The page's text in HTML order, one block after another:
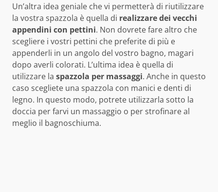
Un’altra idea geniale che vi permetterà di riutilizzare
la vostra spazzola è quella di realizzare dei vecchi
appendini con pettini. Non dovrete fare altro che
scegliere i vostri pettini che preferite di più e
appenderli in un angolo del vostro bagno, magari
dopo averli colorati. L’ultima idea è quella di
utilizzare la spazzola per massaggi. Anche in questo
caso scegliete una spazzola con manici e denti di
legno. In questo modo, potrete utilizzarla sotto la
doccia per farvi un massaggio o per strofinare al
meglio il bagnoschiuma.